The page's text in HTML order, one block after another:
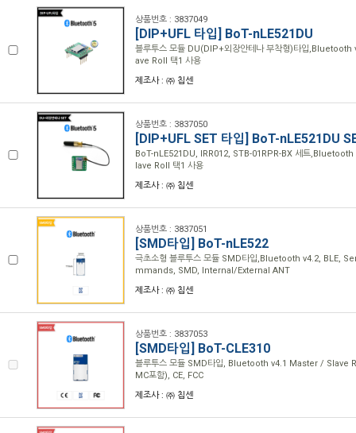
상품번호 : 3837049
[DIP+UFL 타입] BoT-nLE521DU
블루투스 모듈 DU(DIP+외장안테나 부착형)타입
ave Roll 택1 사용
제조사 : ㈜ 칩센
상품번호 : 3837050
[DIP+UFL SET 타입] BoT-nLE521DU
BoT-nLE521DU, IRR012, STB-01RPR-BX 세트
lave Roll 택1 사용
제조사 : ㈜ 칩센
상품번호 : 3837051
[SMD타입] BoT-nLE522
극초소형 블루투스 모듈 SMD타입,Bluetooth v4.2, BLE,
mmands, SMD, Internal/External ANT
제조사 : ㈜ 칩센
상품번호 : 3837053
[SMD타입] BoT-CLE310
블루투스 모듈 SMD타입, Bluetooth v4.1 Master / Slave
MC포함), CE, FCC
제조사 : ㈜ 칩센